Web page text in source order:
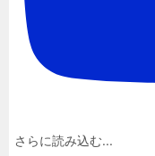
さらに読み込む...